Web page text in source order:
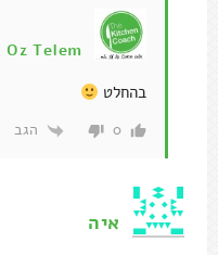
Oz Telem
בהחלט
0 הגב
איה